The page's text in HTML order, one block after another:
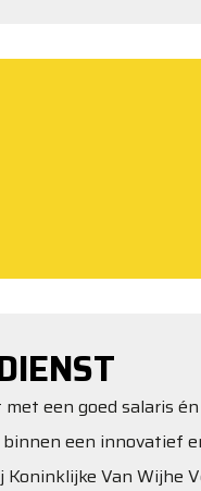
een goed salaris én
een innovatief
Van Wijhe